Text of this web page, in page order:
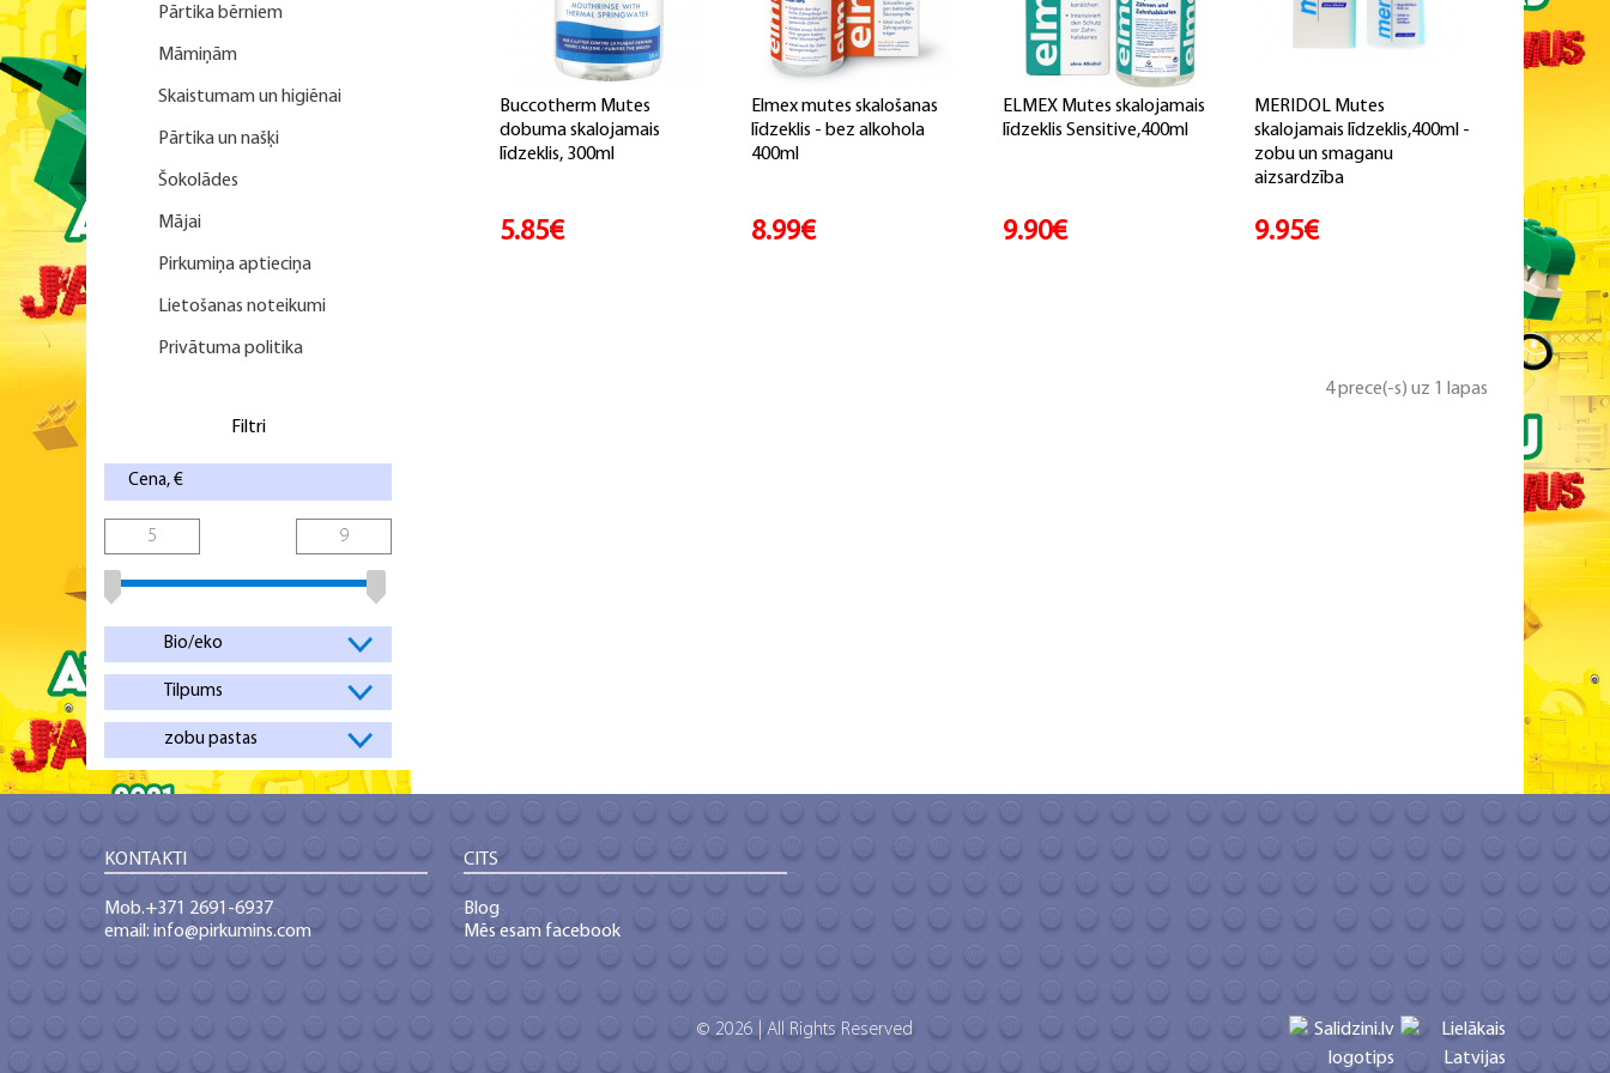
Pārtika bērniem
Māmiņām
Skaistumam un higiēnai
Pārtika un našķi
Šokolādes
Mājai
Pirkumiņa aptieciņa
Lietošanas noteikumi
Privātuma politika
Filtri
Cena, €
Bio/eko
Tilpums
zobu pastas
Buccotherm Mutes
dobuma skalojamais
līdzeklis, 300ml
5.85€
Elmex mutes skalošanas
līdzeklis - bez alkohola
400ml
8.99€
ELMEX Mutes skalojamais
līdzeklis Sensitive,400ml
9.90€
MERIDOL Mutes
skalojamais līdzeklis,400ml -
zobu un smaganu
aizsardzība
9.95€
4 prece(-s) uz 1 lapas
KONTAKTI
Mob.+371 2691-6937
email: info@pirkumins.com
CITS
Blog
Mēs esam facebook
© 2026 | All Rights Reserved